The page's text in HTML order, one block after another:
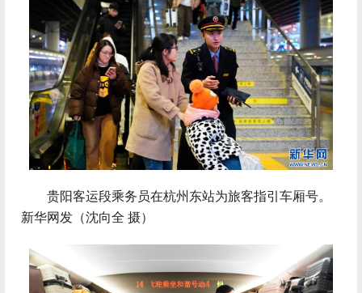
贵阳客运段乘务员在杭州东站为旅客指引车厢号。
新华网发（沈向全 摄）